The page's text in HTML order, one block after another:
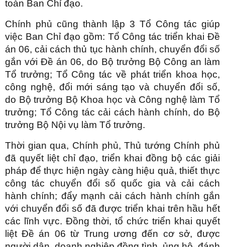
toàn Ban Chỉ đạo.
Chính phủ cũng thành lập 3 Tổ Công tác giúp
việc Ban Chỉ đạo gồm: Tổ Công tác triển khai Đề
án 06, cải cách thủ tục hành chính, chuyển đổi số
gắn với Đề án 06, do Bộ trưởng Bộ Công an làm
Tổ trưởng; Tổ Công tác về phát triển khoa học,
công nghệ, đổi mới sáng tạo và chuyển đổi số,
do Bộ trưởng Bộ Khoa học và Công nghệ làm Tổ
trưởng; Tổ Công tác cải cách hành chính, do Bộ
trưởng Bộ Nội vụ làm Tổ trưởng.
Thời gian qua, Chính phủ, Thủ tướng Chính phủ
đã quyết liệt chỉ đạo, triển khai đồng bộ các giải
pháp để thực hiện ngày càng hiệu quả, thiết thực
công tác chuyển đổi số quốc gia và cải cách
hành chính; đẩy mạnh cải cách hành chính gắn
với chuyển đổi số đã được triển khai trên hầu hết
các lĩnh vực. Đồng thời, tổ chức triển khai quyết
liệt Đề án 06 từ Trung ương đến cơ sở, được